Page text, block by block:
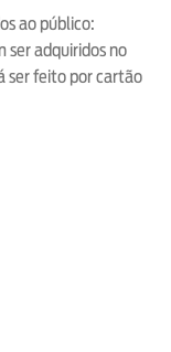
ao público:
ser adquiridos no
ser feito por cartão